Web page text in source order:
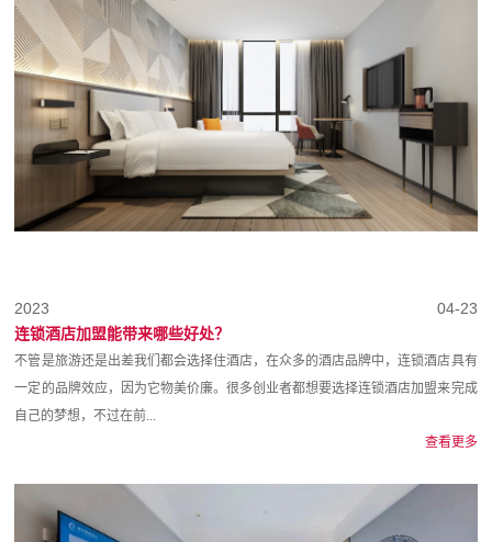
04-23
2023
连锁酒店加盟能带来哪些好处？
不管是旅游还是出差我们都会选择住酒店，在众多的酒店品牌中，连锁酒店具有
一定的品牌效应，因为它物美价廉。很多创业者都想要选择连锁酒店加盟来完成
自己的梦想，不过在前...
查看更多